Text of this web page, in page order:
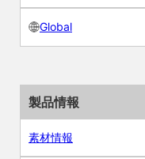
Global
製品情報
素材情報